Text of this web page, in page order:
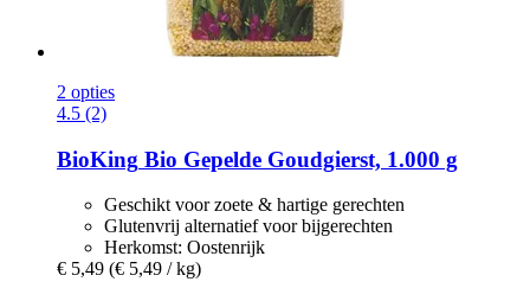
2 opties
4.5 (2)
BioKing Bio Gepelde Goudgierst, 1.000 g
Geschikt voor zoete & hartige gerechten
Glutenvrij alternatief voor bijgerechten
Herkomst: Oostenrijk
€ 5,49 (€ 5,49 / kg)